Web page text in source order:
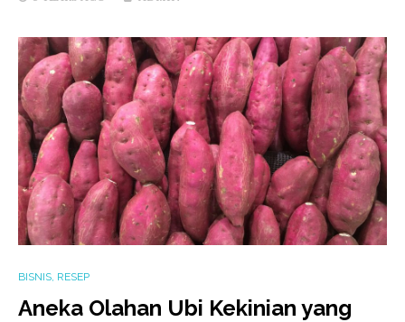
BISNIS, RESEP
Aneka Olahan Ubi Kekinian yang